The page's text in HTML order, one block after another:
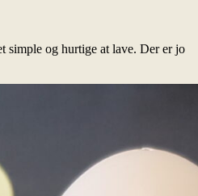
simple og hurtige at lave. Der er jo